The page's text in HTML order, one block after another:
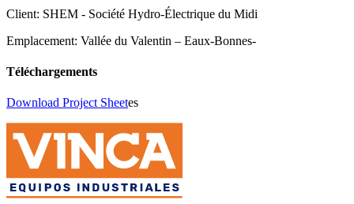
Client: SHEM - Société Hydro-Électrique du Midi
Emplacement: Vallée du Valentin – Eaux-Bonnes-
Téléchargements
Download Project Sheetes